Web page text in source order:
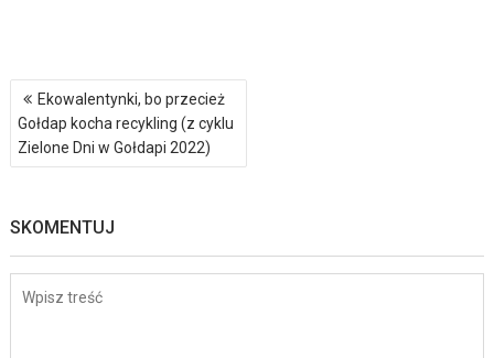
Nawigacja
wpisu
Ekowalentynki, bo przecież
Gołdap kocha recykling (z cyklu
Zielone Dni w Gołdapi 2022)
SKOMENTUJ